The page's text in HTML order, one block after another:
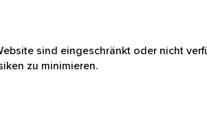
sind eingeschränkt oder nicht
zu minimieren.